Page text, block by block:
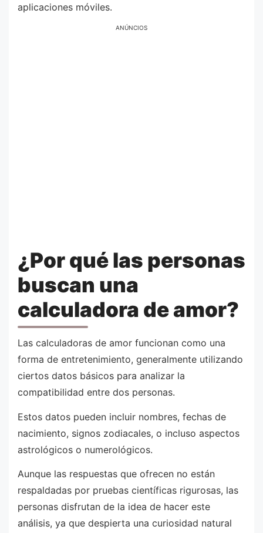
aplicaciones móviles.
ANÚNCIOS
¿Por qué las personas
buscan una
calculadora de amor?
Las calculadoras de amor funcionan como una
forma de entretenimiento, generalmente utilizando
ciertos datos básicos para analizar la
compatibilidad entre dos personas.
Estos datos pueden incluir nombres, fechas de
nacimiento, signos zodiacales, o incluso aspectos
astrológicos o numerológicos.
Aunque las respuestas que ofrecen no están
respaldadas por pruebas científicas rigurosas, las
personas disfrutan de la idea de hacer este
análisis, ya que despierta una curiosidad natural